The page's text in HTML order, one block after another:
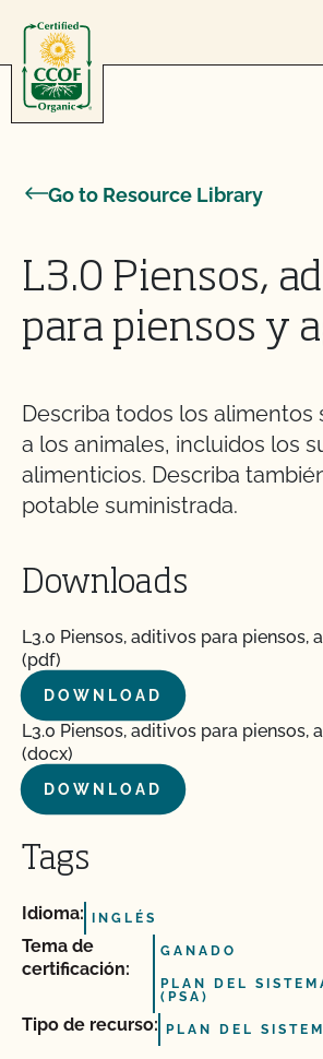
Go to Resource Library
L3.0 Piensos,
para piensos y
Describa todos los alimentos
a los animales, incluidos los
alimenticios. Describa
potable suministrada.
Downloads
L3.0 Piensos, aditivos para piensos,
(pdf)
DOWNLOAD
L3.0 Piensos, aditivos para piensos,
(docx)
DOWNLOAD
Tags
Idioma: INGLÉS
Tema de
certificación:
GANADO
PLAN DEL
(PSA)
Tipo de recurso: PLAN DEL